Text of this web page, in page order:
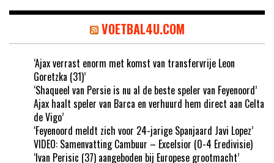
VOETBAL4U.COM
‘Ajax verrast enorm met komst van transfervrije Leon
Goretzka (31)’
‘Shaqueel van Persie is nu al de beste speler van Feyenoord’
Ajax haalt speler van Barca en verhuurd hem direct aan Celta
de Vigo’
‘Feyenoord meldt zich voor 24-jarige Spanjaard Javi Lopez’
VIDEO: Samenvatting Cambuur – Excelsior (0-4 Eredivisie)
‘Ivan Perisic (37) aangeboden bij Europese grootmacht’